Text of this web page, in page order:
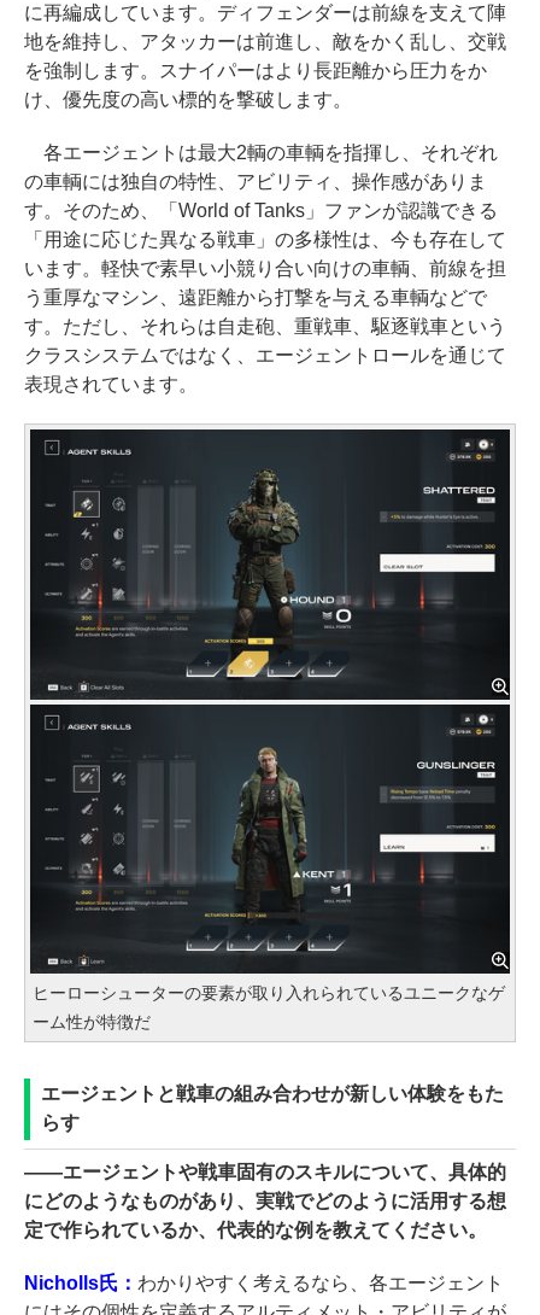
に再編成しています。ディフェンダーは前線を支えて陣
地を維持し、アタッカーは前進し、敵をかく乱し、交戦
を強制します。スナイパーはより長距離から圧力をか
け、優先度の高い標的を撃破します。
各エージェントは最大2輌の車輌を指揮し、それぞれ
の車輌には独自の特性、アビリティ、操作感がありま
す。そのため、「World of Tanks」ファンが認識できる
「用途に応じた異なる戦車」の多様性は、今も存在して
います。軽快で素早い小競り合い向けの車輌、前線を担
う重厚なマシン、遠距離から打撃を与える車輌などで
す。ただし、それらは自走砲、重戦車、駆逐戦車という
クラスシステムではなく、エージェントロールを通じて
表現されています。
ヒーローシューターの要素が取り入れられているユニークなゲ
ーム性が特徴だ
エージェントと戦車の組み合わせが新しい体験をもた
らす
――エージェントや戦車固有のスキルについて、具体的
にどのようなものがあり、実戦でどのように活用する想
定で作られているか、代表的な例を教えてください。
Nicholls氏： わかりやすく考えるなら、各エージェント